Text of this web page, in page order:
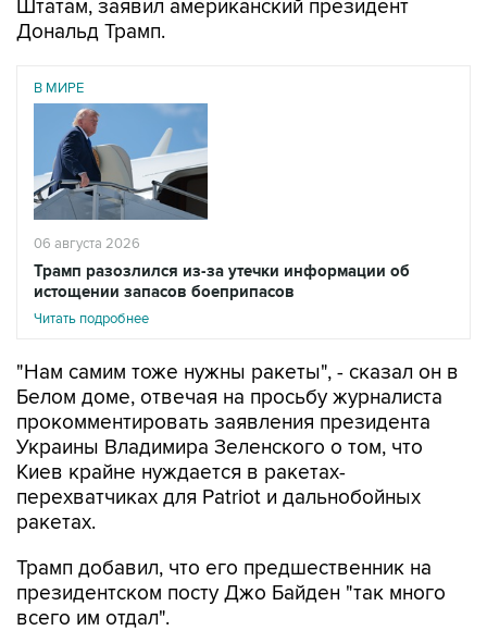
В МИРЕ
06 августа 2026
Трамп разозлился из-за утечки информации об
истощении запасов боеприпасов
Читать подробнее
"Нам самим тоже нужны ракеты", - сказал он в
прокомментировать заявления президента
Украины Владимира Зеленского о том, что
Киев крайне нуждается в ракетах-
перехватчиках для Patriot и дальнобойных
ракетах.
Трамп добавил, что его предшественник на
всего им отдал".
В то же время, президент вновь заверил, что у